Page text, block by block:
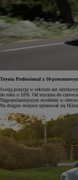
Toyota Professional z 10-
Swoją pozycję w sektorze aut
do roku o 10%. Od stycznia do
Najpopularniejszym modelem w
Na drugim miejscu uplasował się